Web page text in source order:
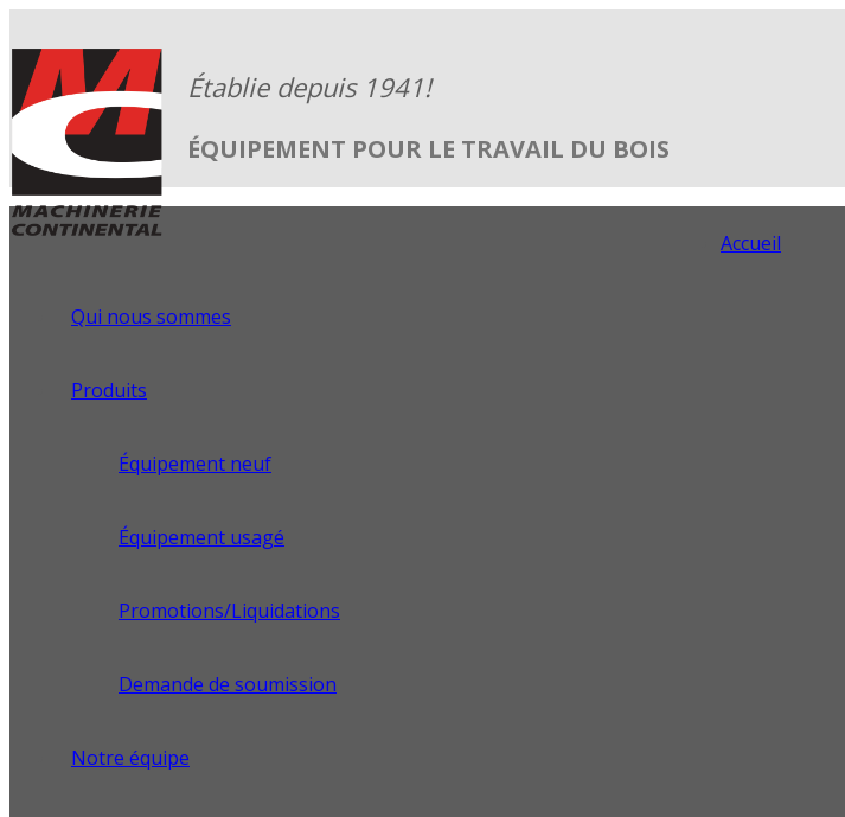
ÉQUIPEMENT POUR LE TRAVAIL DU BOIS
Accueil
Qui nous sommes
Produits
Équipement neuf
Équipement usagé
Promotions/Liquidations
Demande de soumission
Notre équipe